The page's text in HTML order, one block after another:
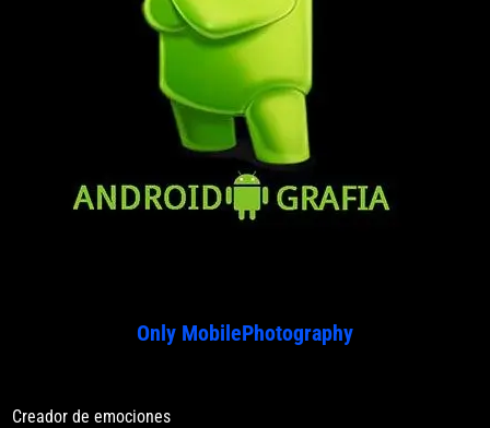
Only MobilePhotography
Creador de emociones